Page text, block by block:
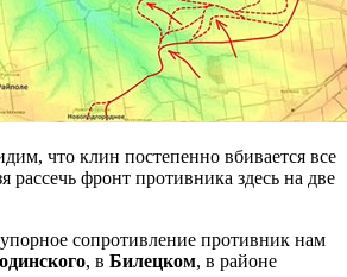
что клин постепенно вбивается все
рассечь фронт противника здесь на две
сопротивление противник нам
, в Билецком, в районе